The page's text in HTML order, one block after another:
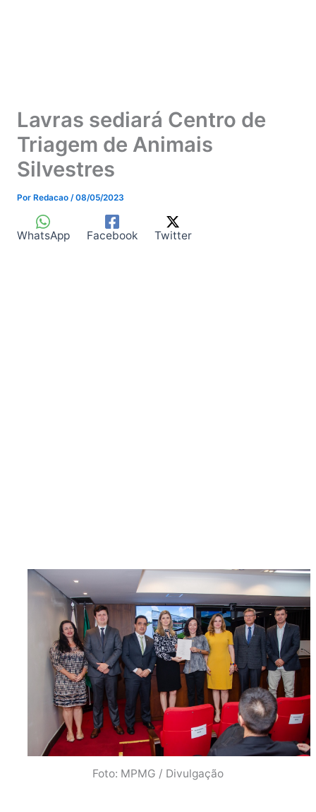
Lavras sediará Centro de
Triagem de Animais
Silvestres
Por Redacao /08/05/2023
WhatsApp Facebook Twitter
Foto: MPMG / Divulgação